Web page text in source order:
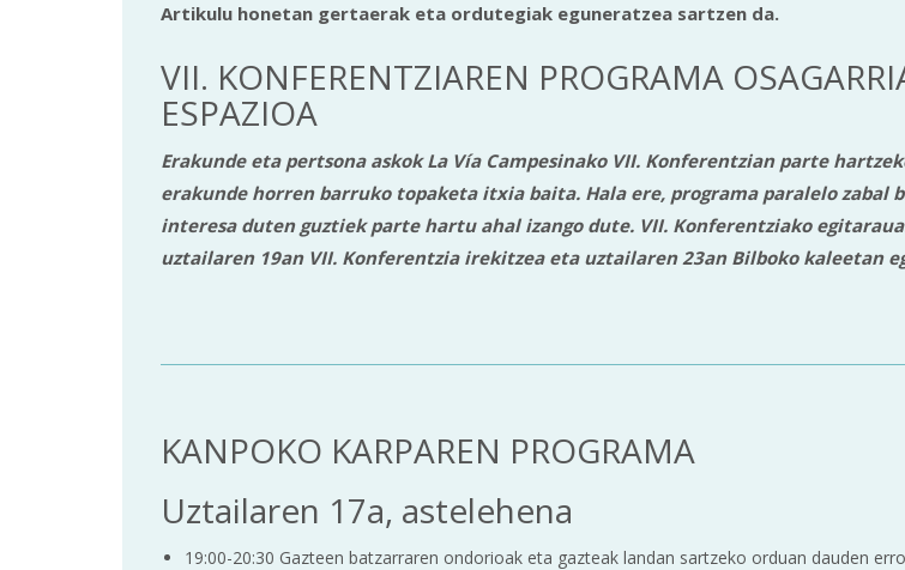
Artikulu honetan gertaerak eta ordutegiak eguneratzea sartzen da.
VII. KONFERENTZIAREN PROGRAMA
ESPAZIOA
Erakunde eta pertsona askok La Vía Campesinako VII. Konferentzian parte
erakunde horren barruko topaketa itxia baita. Hala ere, programa paralelo
interesa duten guztiek parte hartu ahal izango dute. VII. Konferentziako
uztailaren 19an VII. Konferentzia irekitzea eta uztailaren 23an Bilboko kaleetan
KANPOKO KARPAREN PROGRAMA
Uztailaren 17a, astelehena
19:00-20:30 Gazteen batzarraren ondorioak eta gazteak landan sartzeko orduan dauden